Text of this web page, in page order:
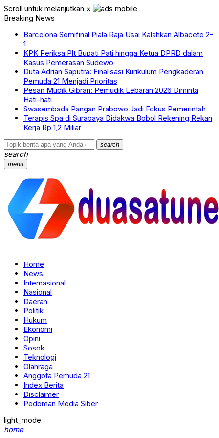
Scroll untuk melanjutkan ×
Breaking News
Barcelona Semifinal Piala Raja Usai Kalahkan Albacete 2-
1
KPK Periksa Plt Bupati Pati hingga Ketua DPRD dalam
Kasus Pemerasan Sudewo
Duta Adrian Saputra: Finalisasi Kurikulum Pengkaderan
Pemuda 21 Menjadi Prioritas
Pesan Mudik Gibran: Pemudik Lebaran 2026 Diminta
Hati-hati
Swasembada Pangan Prabowo Jadi Fokus Pemerintah
Terapis Spa di Surabaya Didakwa Bobol Rekening Rekan
Kerja Rp 1,2 Miliar
search
search
menu
Home
News
Internasional
Nasional
Daerah
Politik
Hukum
Ekonomi
Opini
Sosok
Teknologi
Olahraga
Anggota Pemuda 21
Index Berita
Disclaimer
Pedoman Media Siber
light_mode
home